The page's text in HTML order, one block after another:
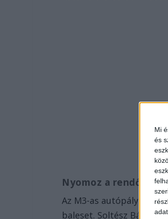
Mi
és
Nyomoz a rendőrség
Az M3-as autópálya
baleset. Soltész Bálint,